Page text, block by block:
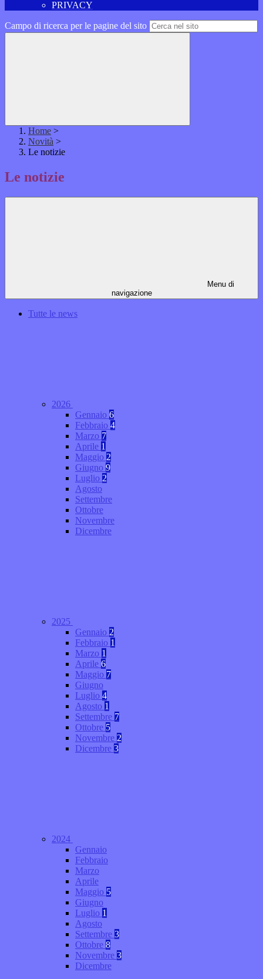
PRIVACY
Campo di ricerca per le pagine del sito
Home >
Novità >
Le notizie
Le notizie
Menu di
navigazione
Tutte le news
2026
Gennaio 6
Febbraio 4
Marzo 7
Aprile 1
Maggio 2
Giugno 9
Luglio 2
Agosto
Settembre
Ottobre
Novembre
Dicembre
2025
Gennaio 2
Febbraio 1
Marzo 1
Aprile 6
Maggio 7
Giugno
Luglio 4
Agosto 1
Settembre 7
Ottobre 5
Novembre 2
Dicembre 3
2024
Gennaio
Febbraio
Marzo
Aprile
Maggio 5
Giugno
Luglio 1
Agosto
Settembre 3
Ottobre 8
Novembre 3
Dicembre